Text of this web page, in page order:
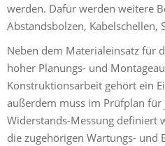
werden. Dafür werden weitere
Abstandsbolzen, Kabelschellen,
Neben dem Materialeinsatz für
hoher Planungs- und
Konstruktionsarbeit gehört ein
außerdem muss im Prüfplan für
Widerstands-Messung definiert
die zugehörigen Wartungs- und